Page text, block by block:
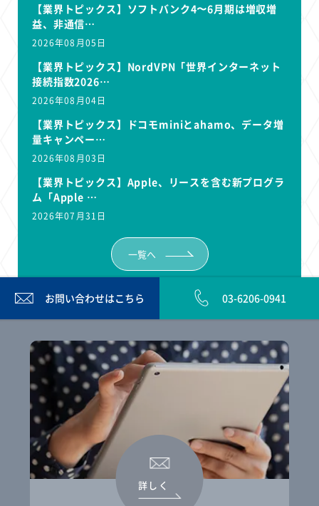
【業界トピックス】ソフトバンク4〜6月期は増収増
益、非通信…
2026年08月05日
【業界トピックス】NordVPN「世界インターネット
接続指数2026…
2026年08月04日
【業界トピックス】ドコモminiとahamo、データ増
量キャンペー…
2026年08月03日
【業界トピックス】Apple、リースを含む新プログラ
ム「Apple …
2026年07月31日
一覧へ
お問い合わせはこちら 03-6206-0941
詳しく